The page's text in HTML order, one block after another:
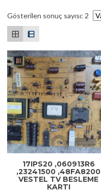
Gösterilen sonuç sayısı: 2
17IPS20 ,060913R6
,23241500 ,48FA8200
VESTEL TV BESLEME
KARTI